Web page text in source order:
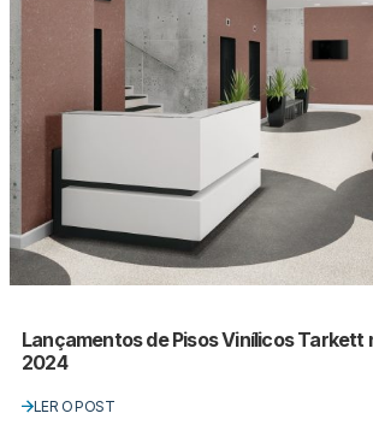
Lançamentos de Pisos Vinílicos Tarkett
2024
LER O POST